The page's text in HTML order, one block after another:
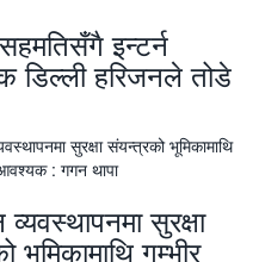
इन्टर्न
डिल्ली हरिजनले तोडे
सुरक्षा
भूमिकामाथि गम्भीर